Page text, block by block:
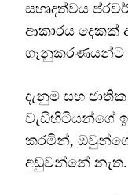
සහෘදත්වය
ආකාරය දෙකක්
ගෑනුකරණයන්ට
දැනුම සහ
වැඩිහිටියන්ගේ
කරමින්,
අඩුවන්නේ නැත.